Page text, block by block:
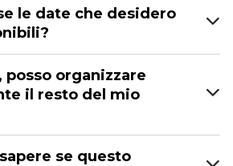
le date che desidero
posso organizzare
il resto del mio
se questo